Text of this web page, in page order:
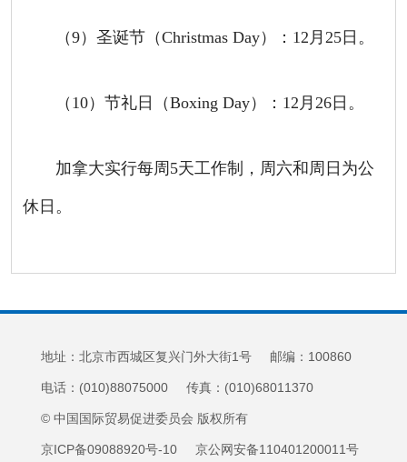
（9）圣诞节（Christmas Day）： 12 月 25 日。
（ 10）节礼日（Boxing Day）： 12 月 26 日。
加拿大实行每周 5天工作制，周六和周日为公
休日。
地址：北京市西城区复兴门外大街1号 邮编：100860
电话：(010)88075000 传真：(010)68011370
© 中国国际贸易促进委员会 版权所有
京ICP备09088920号-10 京公网安备110401200011号